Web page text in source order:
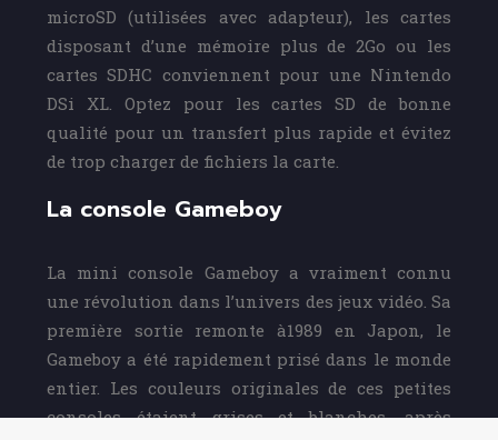
microSD (utilisées avec adapteur), les cartes
disposant d’une mémoire plus de 2Go ou les
cartes SDHC conviennent pour une Nintendo
DSi XL. Optez pour les cartes SD de bonne
qualité pour un transfert plus rapide et évitez
de trop charger de fichiers la carte.
La console Gameboy
La mini console Gameboy a vraiment connu
une révolution dans l’univers des jeux vidéo. Sa
première sortie remonte à1989 en Japon, le
Gameboy a été rapidement prisé dans le monde
entier. Les couleurs originales de ces petites
consoles étaient grises et blanches, après